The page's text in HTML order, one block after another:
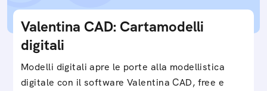
Valentina CAD: Cartamodelli
digitali
Modelli digitali apre le porte alla modellistica
digitale con il software Valentina CAD, free e